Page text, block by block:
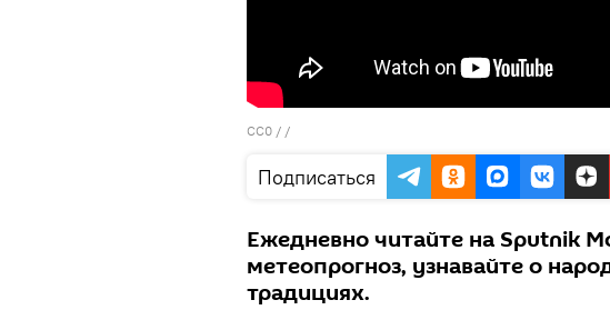
CC0 / /
Подписаться
Ежедневно читайте на Sputnik
метеопрогноз, узнавайте о
традициях.